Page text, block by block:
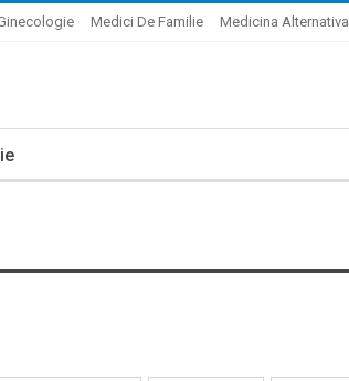
Medici De Familie Medicina Alternativa